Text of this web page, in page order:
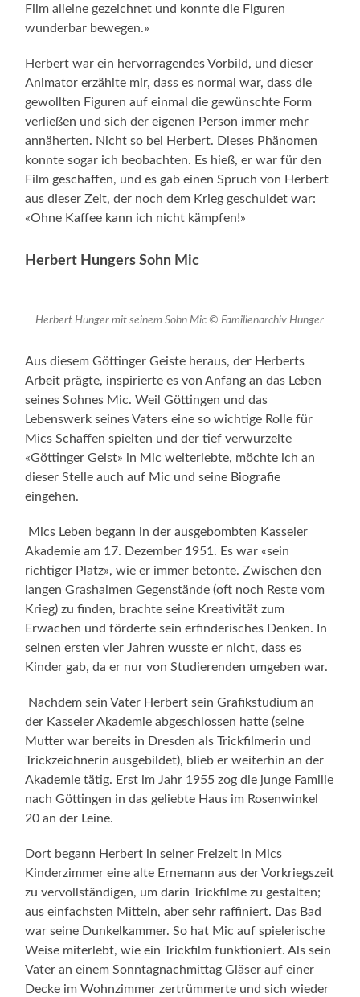
Film alleine gezeichnet und konnte die Figuren
wunderbar bewegen.»
Herbert war ein hervorragendes Vorbild, und dieser
Animator erzählte mir, dass es normal war, dass die
gewollten Figuren auf einmal die gewünschte Form
verließen und sich der eigenen Person immer mehr
annäherten. Nicht so bei Herbert. Dieses Phänomen
konnte sogar ich beobachten. Es hieß, er war für den
Film geschaffen, und es gab einen Spruch von Herbert
aus dieser Zeit, der noch dem Krieg geschuldet war:
«Ohne Kaffee kann ich nicht kämpfen!»
Herbert Hungers Sohn Mic
Herbert Hunger mit seinem Sohn Mic © Familienarchiv Hunger
Aus diesem Göttinger Geiste heraus, der Herberts
Arbeit prägte, inspirierte es von Anfang an das Leben
seines Sohnes Mic. Weil Göttingen und das
Lebenswerk seines Vaters eine so wichtige Rolle für
Mics Schaffen spielten und der tief verwurzelte
«Göttinger Geist» in Mic weiterlebte, möchte ich an
dieser Stelle auch auf Mic und seine Biografie
eingehen.
Mics Leben begann in der ausgebombten Kasseler
Akademie am 17. Dezember 1951. Es war «sein
richtiger Platz», wie er immer betonte. Zwischen den
langen Grashalmen Gegenstände (oft noch Reste vom
Krieg) zu finden, brachte seine Kreativität zum
Erwachen und förderte sein erfinderisches Denken. In
seinen ersten vier Jahren wusste er nicht, dass es
Kinder gab, da er nur von Studierenden umgeben war.
Nachdem sein Vater Herbert sein Grafikstudium an
der Kasseler Akademie abgeschlossen hatte (seine
Mutter war bereits in Dresden als Trickfilmerin und
Trickzeichnerin ausgebildet), blieb er weiterhin an der
Akademie tätig. Erst im Jahr 1955 zog die junge Familie
nach Göttingen in das geliebte Haus im Rosenwinkel
20 an der Leine.
Dort begann Herbert in seiner Freizeit in Mics
Kinderzimmer eine alte Ernemann aus der Vorkriegszeit
zu vervollständigen, um darin Trickfilme zu gestalten;
aus einfachsten Mitteln, aber sehr raffiniert. Das Bad
war seine Dunkelkammer. So hat Mic auf spielerische
Weise miterlebt, wie ein Trickfilm funktioniert. Als sein
Vater an einem Sonntagnachmittag Gläser auf einer
Decke im Wohnzimmer zertrümmerte und sich wieder